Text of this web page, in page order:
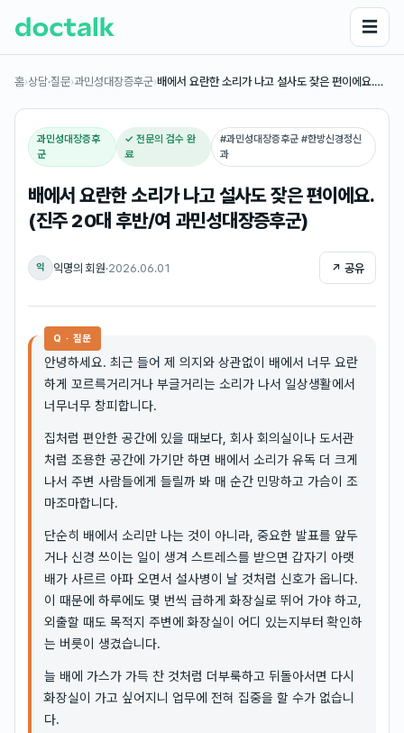
☰
홈›상담·질문›과민성대장증후군›배에서 요란한 소리가 나고 설사도 잦은 편이에요.…
과민성대장증후
군
✓ 전문의 검수 완
료
#과민성대장증후군 #한방신경정신
과
배에서 요란한 소리가 나고 설사도 잦은 편이에요.
(진주 20대 후반/여 과민성대장증후군)
익 익명의 회원·2026.06.01 ↗ 공유
Q · 질문
안녕하세요. 최근 들어 제 의지와 상관없이 배에서 너무 요란
하게 꼬르륵거리거나 부글거리는 소리가 나서 일상생활에서
너무너무 창피합니다.
집처럼 편안한 공간에 있을 때보다, 회사 회의실이나 도서관
처럼 조용한 공간에 가기만 하면 배에서 소리가 유독 더 크게
나서 주변 사람들에게 들릴까 봐 매 순간 민망하고 가슴이 조
마조마합니다.
단순히 배에서 소리만 나는 것이 아니라, 중요한 발표를 앞두
거나 신경 쓰이는 일이 생겨 스트레스를 받으면 갑자기 아랫
배가 사르르 아파 오면서 설사병이 날 것처럼 신호가 옵니다.
이 때문에 하루에도 몇 번씩 급하게 화장실로 뛰어 가야 하고,
외출할 때도 목적지 주변에 화장실이 어디 있는지부터 확인하
는 버릇이 생겼습니다.
늘 배에 가스가 가득 찬 것처럼 더부룩하고 뒤돌아서면 다시
화장실이 가고 싶어지니 업무에 전혀 집중을 할 수가 없습니
다.